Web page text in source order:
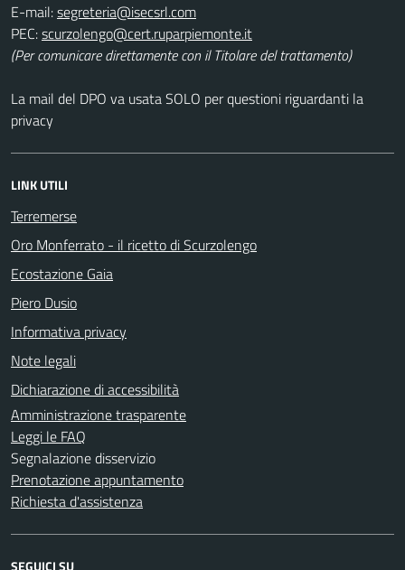
E-mail:
PEC:
(Per comunicare direttamente con il Titolare del trattamento)
La mail del DPO va usata SOLO per questioni riguardanti la
privacy
LINK UTILI
Terremerse
Oro Monferrato - il ricetto di Scurzolengo
Ecostazione Gaia
Piero Dusio
Informativa privacy
Note legali
Dichiarazione di accessibilità
Amministrazione trasparente
Leggi le FAQ
Segnalazione disservizio
Prenotazione appuntamento
Richiesta d'assistenza